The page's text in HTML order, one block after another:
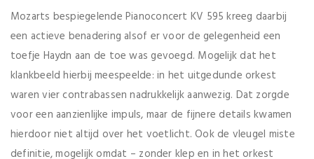
Mozarts bespiegelende Pianoconcert KV 595 kreeg daarbij
een actieve benadering alsof er voor de gelegenheid een
toefje Haydn aan de toe was gevoegd. Mogelijk dat het
klankbeeld hierbij meespeelde: in het uitgedunde orkest
waren vier contrabassen nadrukkelijk aanwezig. Dat zorgde
voor een aanzienlijke impuls, maar de fijnere details kwamen
hierdoor niet altijd over het voetlicht. Ook de vleugel miste
definitie, mogelijk omdat – zonder klep en in het orkest